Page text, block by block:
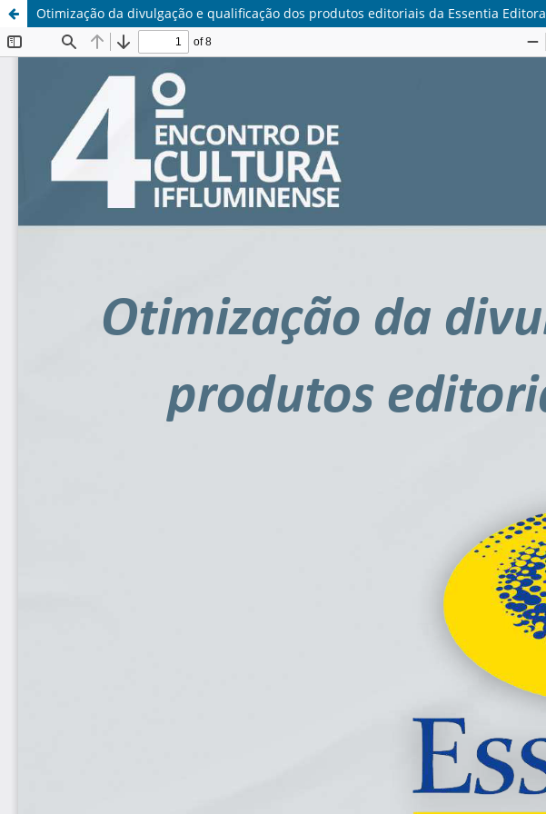
Otimização da divulgação e qualificação dos produtos editoriais da Essentia Editora